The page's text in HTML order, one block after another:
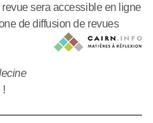
sera accessible en ligne
de diffusion de revues
!